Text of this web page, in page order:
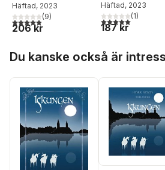
Thelander
Häftad, 2023
4,9utav 5 stjärnor. Totalt antal röster:
(9)
206 kr
Henrik Nilsson
Thelander,
Niemi,Angela
Christoffer Sorner
Häftad, 2023
5,0utav 5 stjärnor.
(1)
187 kr
Du kanske också är